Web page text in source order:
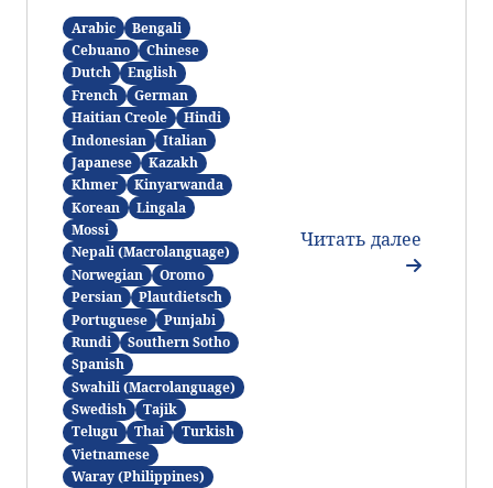
Arabic
Bengali
Cebuano
Chinese
Dutch
English
French
German
Haitian Creole
Hindi
Indonesian
Italian
Japanese
Kazakh
Khmer
Kinyarwanda
Korean
Lingala
Mossi
Nepali (Macrolanguage)
Norwegian
Oromo
Persian
Plautdietsch
Portuguese
Punjabi
Rundi
Southern Sotho
Spanish
Swahili (Macrolanguage)
Swedish
Tajik
Telugu
Thai
Turkish
Vietnamese
Waray (Philippines)
Читать далее